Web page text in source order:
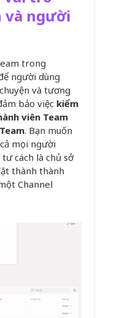
và người
trong
người dùng
và tương
bảo việc kiểm
viên Team
. Bạn muốn
mọi người
cách là chủ sở
thành thành
Channel